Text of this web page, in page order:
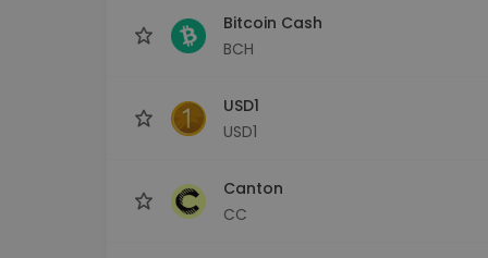
Bitcoin Cash
BCH
USD1
USD1
Canton
CC